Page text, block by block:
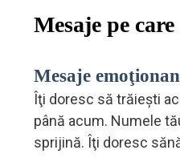
Mesaje pe
Mesaje
Îţi doresc să trăieşti
până acum. Numele
sprijină. Îţi doresc